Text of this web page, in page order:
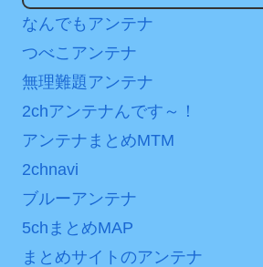
なんでもアンテナ
つべこアンテナ
無理難題アンテナ
2chアンテナんです～！
アンテナまとめMTM
2chnavi
ブルーアンテナ
5chまとめMAP
まとめサイトのアンテナ